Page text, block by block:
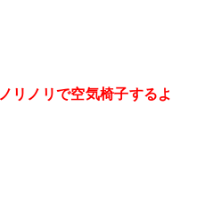
リノリで空気椅子するよ